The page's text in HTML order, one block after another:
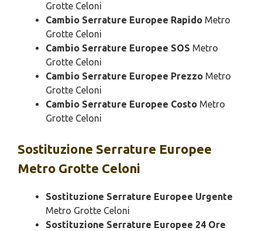
Grotte Celoni
Cambio Serrature Europee Rapido Metro
Grotte Celoni
Cambio Serrature Europee SOS Metro
Grotte Celoni
Cambio Serrature Europee Prezzo Metro
Grotte Celoni
Cambio Serrature Europee Costo Metro
Grotte Celoni
Sostituzione Serrature Europee
Metro Grotte Celoni
Sostituzione Serrature Europee Urgente
Metro Grotte Celoni
Sostituzione Serrature Europee 24 Ore